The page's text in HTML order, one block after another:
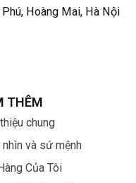
Hoàng Mai, Hà Nội
THÊM
chung
nhìn và sứ mệnh
Của Tôi